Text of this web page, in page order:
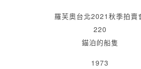
羅芙奧台北2021秋季拍賣
220
錨泊的船隻
1973